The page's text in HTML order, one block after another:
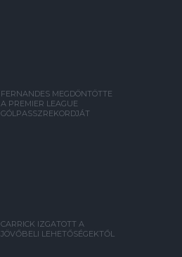
FERNANDES MEGDÖNTÖTTE
A PREMIER LEAGUE
GÓLPASSZREKORDJÁT
CARRICK IZGATOTT A
JÖVŐBELI LEHETŐSÉGEKTŐL